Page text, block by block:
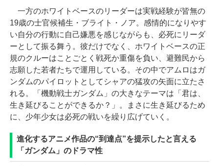
一方のホワイトベースのリーダーは実戦経験が皆無の
19歳の士官候補生・ブライト・ノア。感情的になりやす
い自分の行動に自己嫌悪を感じながらも、必死にリーダ
ーとして振る舞う。彼だけでなく、ホワイトベースの正
規のクルーはことごとく戦死か重傷を負い、避難民から
志願した若者たちで運用している。その中でアムロはガ
ンダムのパイロットとしてシャアの猛攻の矢面に立たさ
れる。「機動戦士ガンダム」の大きなテーマは「君は、
生き延びることができるか？」。まさに生き延びるため
に、少年少女は必死の戦いを繰り広げていく。
進化するアニメ作品の“到達点”を提示したと言える
「ガンダム」のドラマ性